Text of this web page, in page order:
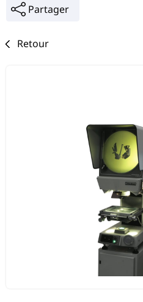
Partager
Retour